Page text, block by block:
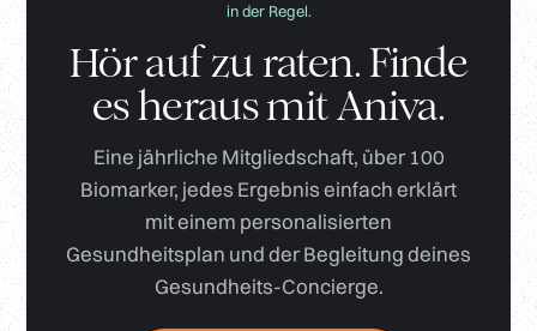
in der Regel.
Hör auf zu raten. Finde
es heraus mit Aniva.
Eine jährliche Mitgliedschaft, über 100
Biomarker, jedes Ergebnis einfach erklärt
mit einem personalisierten
Gesundheitsplan und der Begleitung deines
Gesundheits-Concierge.